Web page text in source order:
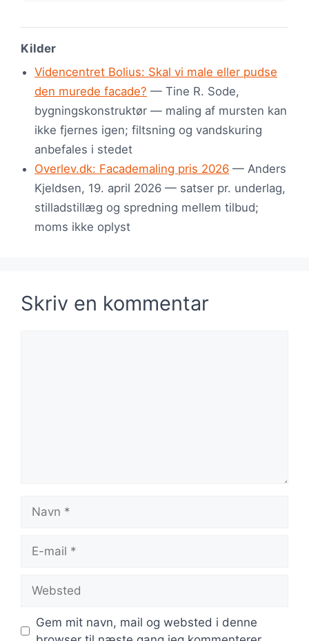
Kilder
Videncentret Bolius: Skal vi male eller pudse
den murede facade? — Tine R. Sode,
bygningskonstruktør — maling af mursten kan
ikke fjernes igen; filtsning og vandskuring
anbefales i stedet
Overlev.dk: Facademaling pris 2026 — Anders
Kjeldsen, 19. april 2026 — satser pr. underlag,
stilladstillæg og spredning mellem tilbud;
moms ikke oplyst
Skriv en kommentar
mail
Gem mit navn, mail og websted i denne